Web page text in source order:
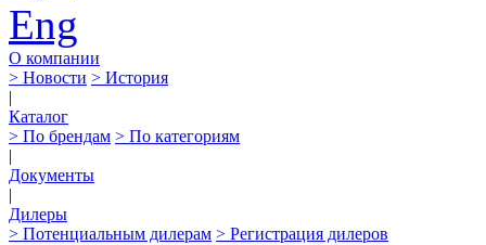
Eng
О компании
> Новости > История
|
Каталог
> По брендам > По категориям
|
Документы
|
Дилеры
> Потенциальным дилерам > Регистрация дилеров